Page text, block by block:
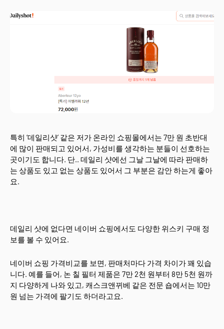
특히 ‘데일리샷’ 같은 저가 온라인 쇼핑몰에서는 7만 원 초반대
에 많이 판매되고 있어서, 가성비를 생각하는 분들이 선호하는
곳이기도 합니다. 단.. 데일리 샷에선 그날 그날에 따라 판매하
는 상품도 있고 없는 상품도 있어서 그 부분은 감안 하는게 좋아
요.
데일리 샷에 없다면 네이버 쇼핑에서도 다양한 위스키 구매 정
보를 볼 수 있어요.
네이버 쇼핑 가격비교를 보면, 판매처마다 가격 차이가 꽤 있습
니다. 예를 들어, 논 칠 필터 제품은 7만 2천 원부터 8만 5천 원까
지 다양하게 나와 있고, 캐스크앤뀌베 같은 전문 숍에서는 10만
원 넘는 가격에 팔기도 하더라고요.